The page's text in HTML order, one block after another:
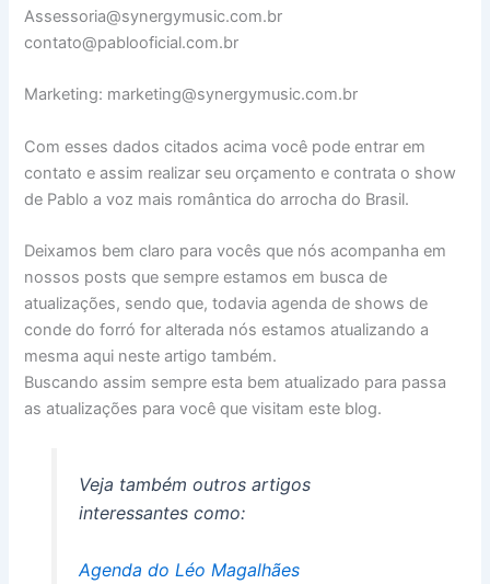
Assessoria@synergymusic.com.br
contato@pablooficial.com.br
Marketing: marketing@synergymusic.com.br
Com esses dados citados acima você pode entrar em
contato e assim realizar seu orçamento e contrata o show
de Pablo a voz mais romântica do arrocha do Brasil.
Deixamos bem claro para vocês que nós acompanha em
nossos posts que sempre estamos em busca de
atualizações, sendo que, todavia agenda de shows de
conde do forró for alterada nós estamos atualizando a
mesma aqui neste artigo também.
Buscando assim sempre esta bem atualizado para passa
as atualizações para você que visitam este blog.
Veja também outros artigos
interessantes como:
Agenda do Léo Magalhães